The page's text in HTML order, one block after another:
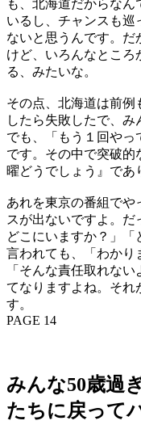
も、北海道だからな
いるし、チャンスも巡
ないと思うんです。だ
けど、いろんなところ
る、みたいな。
その点、北海道は前例
したら失敗したで、み
でも、「もう１回やっ
です。その中で突破的
曜どうでしょう』であ
あれを東京の番組でや
スが出ないですよ。
どこにいますか？」「
言われても、「わかり
「そんな責任取れな
てなりますよね。それ
す。
PAGE 14
みんな50歳過
たちに戻って